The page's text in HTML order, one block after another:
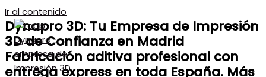
Ir al contenido
Dynapro 3D: Tu Empresa de Impresión
3D de Confianza en Madrid
Fabricación aditiva profesional con
entrega express en toda España. Más